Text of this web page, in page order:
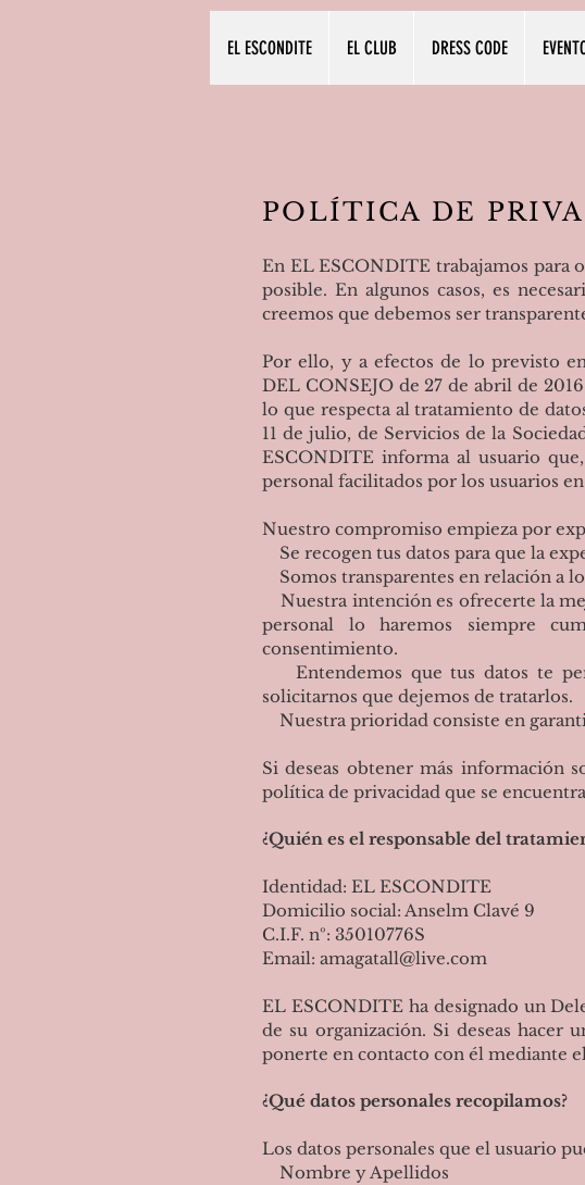
EL ESCONDITE EL CLUB DRESS CODE
POLÍTICA DE
En EL ESCONDITE trabajamos para
posible. En algunos casos, es
creemos que debemos ser
Por ello, y a efectos de lo previsto
DEL CONSEJO de 27 de abril de
lo que respecta al tratamiento de
11 de julio, de Servicios de la
ESCONDITE informa al usuario
personal facilitados por los usuarios
Nuestro compromiso empieza por
Se recogen tus datos para que la
Somos transparentes en relación a
Nuestra intención es ofrecerte la
personal lo haremos siempre
consentimiento.
Entendemos que tus datos te
solicitarnos que dejemos de tratarlos.
Nuestra prioridad consiste en
Si deseas obtener más información
política de privacidad que se
¿Quién es el responsable del
Identidad: EL ESCONDITE
Domicilio social: Anselm Clavé 9
C.I.F. nº: 35010776S
Email: amagatall@live.com
EL ESCONDITE ha designado un
de su organización. Si deseas hacer
ponerte en contacto con él mediante
¿Qué datos personales recopilamos?
Los datos personales que el usuario
Nombre y Apellidos